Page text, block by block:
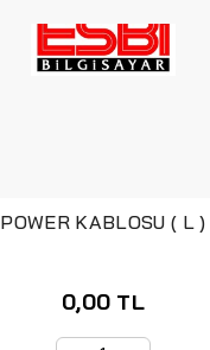
POWER KABLOSU ( L )
0,00 TL